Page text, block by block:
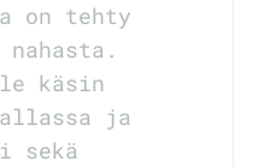
on tehty
nahasta.
käsin
ja
sekä